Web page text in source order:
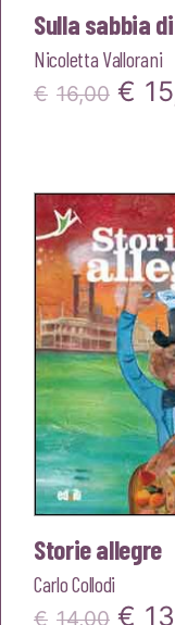
Sulla sabbia
Nicoletta Vallorani
€ 16,00 Il
era:
€
Storie allegre
Carlo Collodi
€ 14,00 Il
€